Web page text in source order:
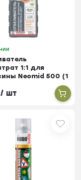
1:1 для
Neomid 500 (1
/ шт